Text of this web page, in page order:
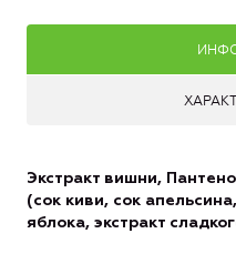
Экстракт вишни,
(сок киви, сок
яблока, экстракт